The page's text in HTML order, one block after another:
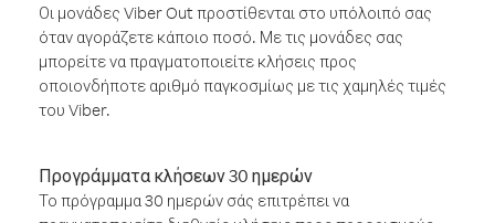
Οι μονάδες Viber Out προστίθενται στο υπόλοιπό σας
όταν αγοράζετε κάποιο ποσό. Με τις μονάδες σας
μπορείτε να πραγματοποιείτε κλήσεις προς
οποιονδήποτε αριθμό παγκοσμίως με τις χαμηλές τιμές
του Viber.
Προγράμματα κλήσεων 30 ημερών
Το πρόγραμμα 30 ημερών σάς επιτρέπει να